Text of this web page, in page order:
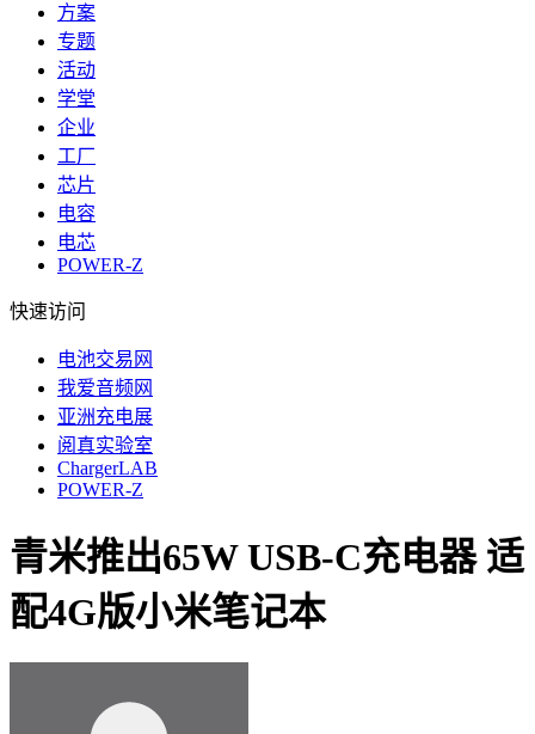
方案
专题
活动
学堂
企业
工厂
芯片
电容
电芯
POWER-Z
快速访问
电池交易网
我爱音频网
亚洲充电展
阅真实验室
ChargerLAB
POWER-Z
青米推出65W USB-C充电器 适
配4G版小米笔记本